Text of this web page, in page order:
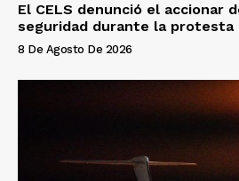
El CELS denunció el accionar
seguridad durante la protesta
8 De Agosto De 2026